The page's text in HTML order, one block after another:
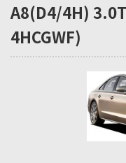
A8(D4/4H)
4HCGWF)